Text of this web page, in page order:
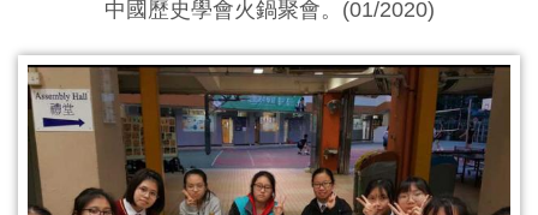
中國歷史學會火鍋聚會。(01/2020)